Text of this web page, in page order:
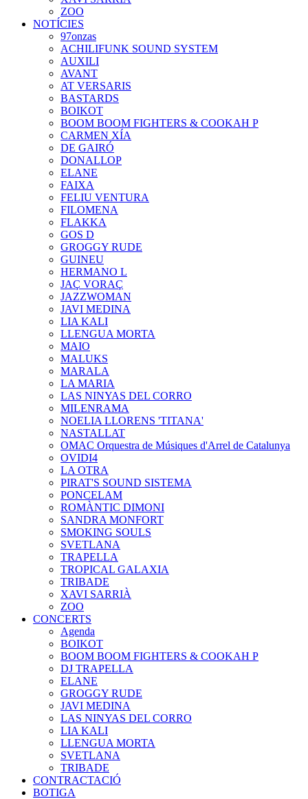
ZOO
NOTÍCIES
97onzas
ACHILIFUNK SOUND SYSTEM
AUXILI
AVANT
AT VERSARIS
BASTARDS
BOIKOT
BOOM BOOM FIGHTERS & COOKAH P
CARMEN XÍA
DE GAIRÓ
DONALLOP
ELANE
FAIXA
FELIU VENTURA
FILOMENA
FLAKKA
GOS D
GROGGY RUDE
GUINEU
HERMANO L
JAÇ VORAÇ
JAZZWOMAN
JAVI MEDINA
LIA KALI
LLENGUA MORTA
MAIO
MALUKS
MARALA
LA MARIA
LAS NINYAS DEL CORRO
MILENRAMA
NOELIA LLORENS 'TITANA'
NASTALLAT
OMAC Orquestra de Músiques d'Arrel de Catalunya
OVIDI4
LA OTRA
PIRAT'S SOUND SISTEMA
PONCELAM
ROMÀNTIC DIMONI
SANDRA MONFORT
SMOKING SOULS
SVETLANA
TRAPELLA
TROPICAL GALAXIA
TRIBADE
XAVI SARRIÀ
ZOO
CONCERTS
Agenda
BOIKOT
BOOM BOOM FIGHTERS & COOKAH P
DJ TRAPELLA
ELANE
GROGGY RUDE
JAVI MEDINA
LAS NINYAS DEL CORRO
LIA KALI
LLENGUA MORTA
SVETLANA
TRIBADE
CONTRACTACIÓ
BOTIGA